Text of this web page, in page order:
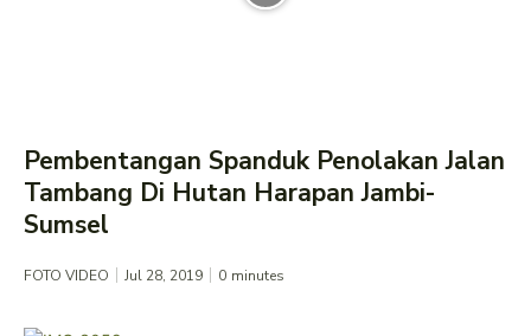
Pembentangan Spanduk Penolakan Jalan
Tambang Di Hutan Harapan Jambi-
Sumsel
FOTO VIDEO Jul 28, 2019 0 minutes